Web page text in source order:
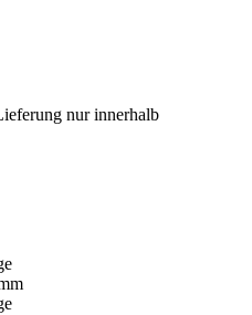
nur innerhalb